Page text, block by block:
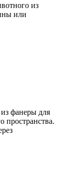
из
или
фанеры для
пространства.